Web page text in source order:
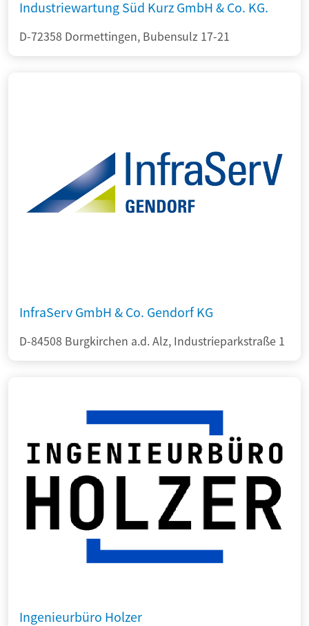
Industriewartung Süd Kurz GmbH & Co. KG.
D-72358 Dormettingen, Bubensulz 17-21
InfraServ GmbH & Co. Gendorf KG
D-84508 Burgkirchen a.d. Alz, Industrieparkstraße 1
Ingenieurbüro Holzer